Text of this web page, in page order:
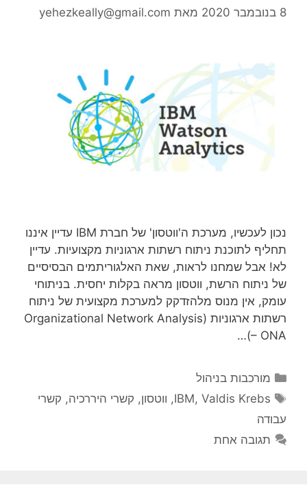
8 בנובמבר 2020 מאת yehezkeally@gmail.com
נכון לעכשיו, מערכת ה'ווטסון' של חברת IBM עדיין איננו
תחליף לתוכנת ניתוח רשתות ארגוניות מקצועיות. עדיין
לא! אבל שמחנו לראות, שאת האלגוריתמים הבסיסיים
של ניתוח הרשת, ווטסון מראה בקלות יחסית. בניתוחי
עומק, אין מנוס מלהזדקק למערכת מקצועית של ניתוח
רשתות ארגוניות (Organizational Network Analysis
– ONA)…
קטגוריות
מורכבות בניהול
תגיות
IBM, Valdis Krebs
, ווטסון, קשרי היררכיה, קשרי
עבודה
תגובה אחת